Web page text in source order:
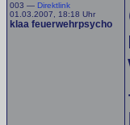
003 — Direktlink
01.03.2007, 18:18 Uhr
klaa feuerwehrpsycho